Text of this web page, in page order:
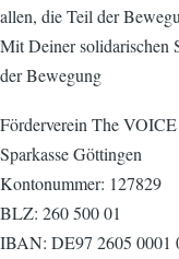
allen, die Teil der
Mit Deiner solidarischen
der Bewegung
Förderverein The
Sparkasse Göttingen
Kontonummer: 127829
BLZ: 260 500 01
IBAN: DE97 2605 0001